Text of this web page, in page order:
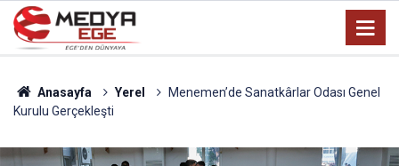
Anasayfa Yerel
Menemen’de Sanatkârlar Odası Genel
Kurulu Gerçekleşti